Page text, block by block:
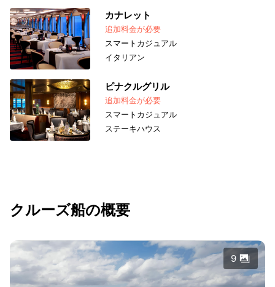
カナレット
追加料金が必要
スマートカジュアル
イタリアン
ピナクルグリル
追加料金が必要
スマートカジュアル
ステーキハウス
クルーズ船の概要
9